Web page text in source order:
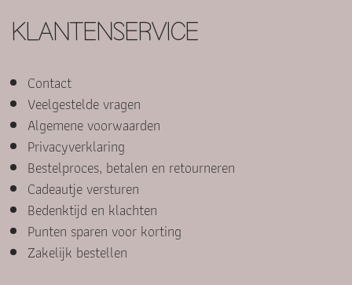
KLANTENSERVICE
Contact
Veelgestelde vragen
Algemene voorwaarden
Privacyverklaring
Bestelproces, betalen en retourneren
Cadeautje versturen
Bedenktijd en klachten
Punten sparen voor korting
Zakelijk bestellen